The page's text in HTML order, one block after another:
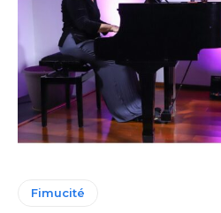
Fimucité